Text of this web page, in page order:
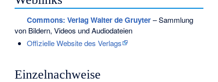
Commons: Verlag Walter de Gruyter– Sammlung
von Bildern, Videos und Audiodateien
Offizielle Website des Verlags
Einzelnachweise